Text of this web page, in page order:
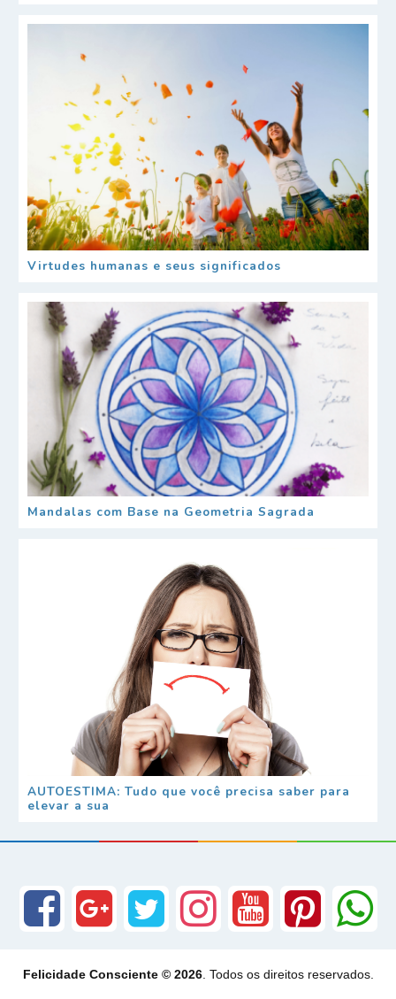
Virtudes humanas e seus significados
Mandalas com Base na Geometria Sagrada
AUTOESTIMA: Tudo que você precisa saber para
elevar a sua
Felicidade Consciente © 2026. Todos os direitos reservados.